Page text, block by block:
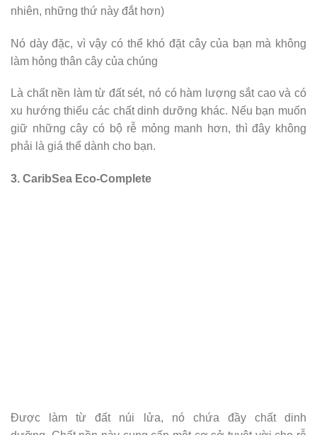
nhiên, những thứ này đắt hơn)
Nó dày đặc, vì vậy có thể khó đặt cây của bạn mà không
làm hỏng thân cây của chúng
Là chất nền làm từ đất sét, nó có hàm lượng sắt cao và có
xu hướng thiếu các chất dinh dưỡng khác. Nếu bạn muốn
giữ những cây có bộ rễ mỏng manh hơn, thì đây không
phải là giá thể dành cho bạn.
3. CaribSea Eco-Complete
Được làm từ đất núi lửa, nó chứa đầy chất dinh